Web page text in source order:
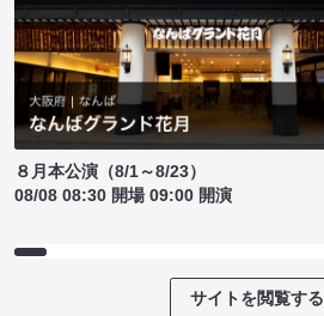
８月本公演（8/1～8/23）
08/08 08:30 開場 09:00 開演
サイトを閲覧する